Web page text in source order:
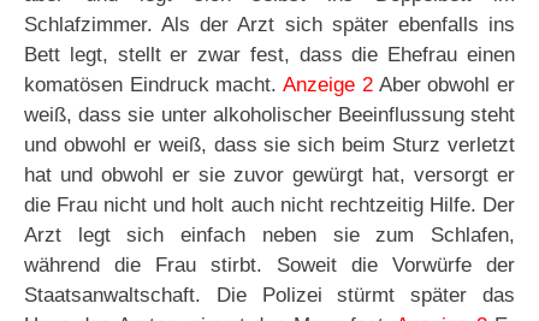
Schlafzimmer. Als der Arzt sich später ebenfalls ins
Bett legt, stellt er zwar fest, dass die Ehefrau einen
komatösen Eindruck macht.Anzeige 2Aber obwohl er
weiß, dass sie unter alkoholischer Beeinflussung steht
und obwohl er weiß, dass sie sich beim Sturz verletzt
hat und obwohl er sie zuvor gewürgt hat, versorgt er
die Frau nicht und holt auch nicht rechtzeitig Hilfe. Der
Arzt legt sich einfach neben sie zum Schlafen,
während die Frau stirbt. Soweit die Vorwürfe der
Staatsanwaltschaft. Die Polizei stürmt später das